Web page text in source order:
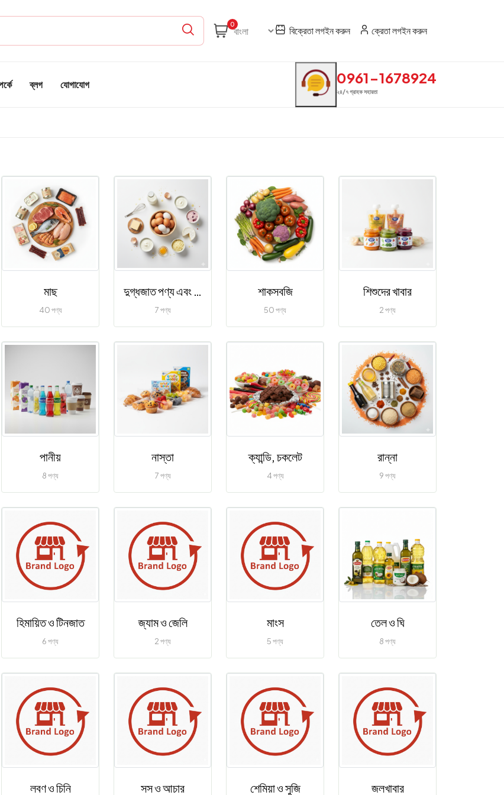
0
বিক্রেতা লগইন করুন ক্রেতা লগইন করুন
ব্লগ যোগাযোগ 0961-1678924
২৪/৭ গ্রাহক সহায়তা
মাছ
40 পণ্য
দুগ্ধজাত পণ্য এবং ডিম
7 পণ্য
শাকসবজি
50 পণ্য
শিশুদের খাবার
2 পণ্য
পানীয়
8 পণ্য
নাস্তা
7 পণ্য
ক্যান্ডি, চকলেট
4 পণ্য
রান্না
9 পণ্য
হিমায়িত ও টিনজাত
6 পণ্য
জ্যাম ও জেলি
2 পণ্য
মাংস
5 পণ্য
তেল ও ঘি
8 পণ্য
লবণ ও চিনি সস ও আচার শেমিয়া ও সুজি জলখাবার